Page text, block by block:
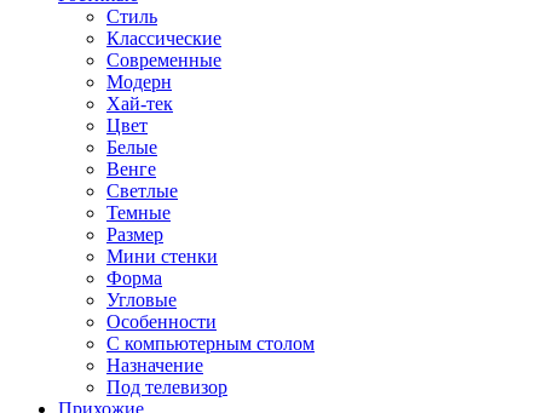
Стиль
Классические
Современные
Модерн
Хай-тек
Цвет
Белые
Венге
Светлые
Темные
Размер
Мини стенки
Форма
Угловые
Особенности
С компьютерным столом
Назначение
Под телевизор
Прихожие